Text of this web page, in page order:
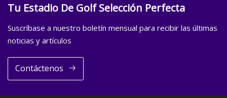
Tu Estadio De Golf Selección Perfecta
Suscríbase a nuestro boletín mensual para recibir las últimas
noticias y artículos
Contáctenos